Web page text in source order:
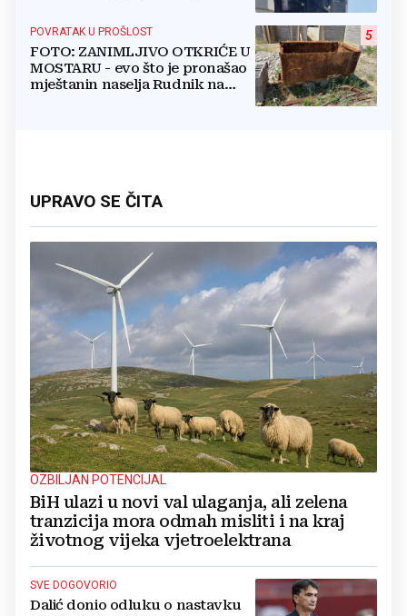
5
POVRATAK U PROŠLOST
FOTO: ZANIMLJIVO OTKRIĆE U
MOSTARU - evo što je pronašao
mještanin naselja Rudnik na
UPRAVO SE ČITA
OZBILJAN POTENCIJAL
BiH ulazi u novi val ulaganja, ali zelena
tranzicija mora odmah misliti i na kraj
životnog vijeka vjetroelektrana
SVE DOGOVORIO
Dalić donio odluku o nastavku